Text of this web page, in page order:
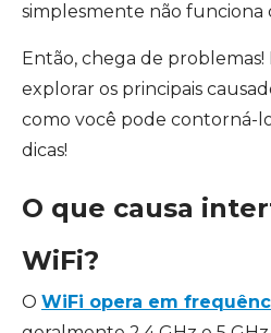
simplesmente não funciona
Então, chega de problemas!
explorar os principais
como você pode contorná-
dicas!
O que causa
WiFi?
O WiFi opera em